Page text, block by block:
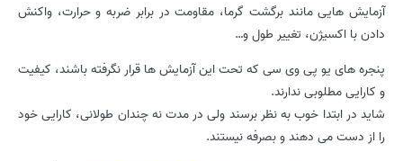
آزمایش هایی مانند برگشت گرما، مقاومت در برابر ضربه و حرارت، واکنش
دادن با اکسیژن، تغییر طول و…
پنجره های یو پی وی سی که تحت این آزمایش ها قرار نگرفته باشند، کیفیت
و کارایی مطلوبی ندارند.
شاید در ابتدا خوب به نظر برسند ولی در مدت نه چندان طولانی، کارایی خود
را از دست می دهند و بصرفه نیستند.